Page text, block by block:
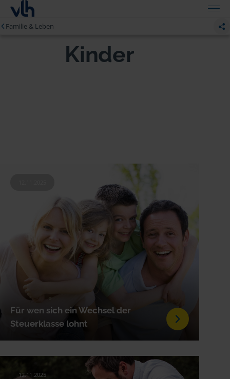
Familie & Leben
Kinder
Für wen sich ein Wechsel der
Steuerklasse lohnt
12.11.2025